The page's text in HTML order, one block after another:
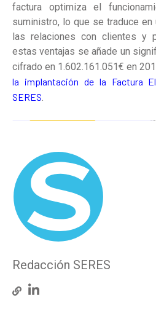
factura optimiza el
suministro, lo que se traduce en
las relaciones con clientes y
estas ventajas se añade un
cifrado en 1.602.161.051€ en
la implantación de la Factura
SERES.
Redacción SERES